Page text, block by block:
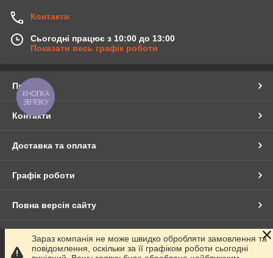
Контакти
Сьогодні працює з 10:00 до 13:00
Показати весь графік роботи
Про нас
Контакти
Доставка та оплата
Графік роботи
Повна версія сайту
Сайт створено на маркетплейсі Prom.ua
Зараз компанія не може швидко обробляти замовлення та
повідомлення, оскільки за її графіком роботи сьогодні
КНОПКА
ЗВ'ЯЗКУ